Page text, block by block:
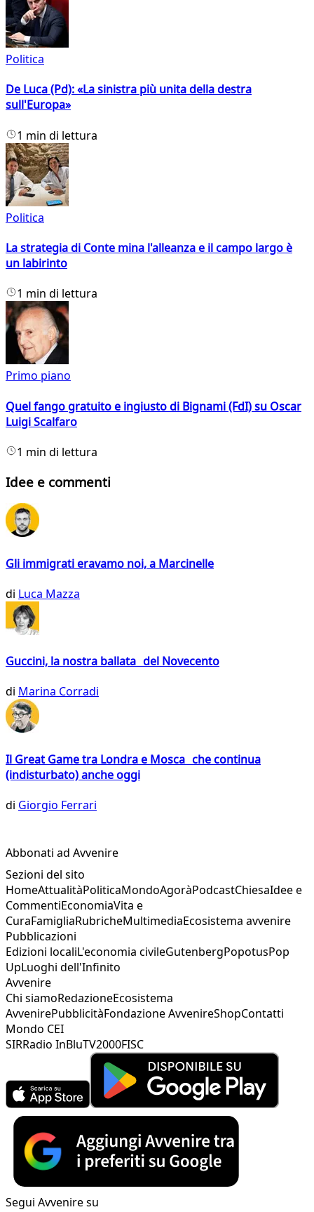
Politica
De Luca (Pd): «La sinistra più unita della destra
sull'Europa»
1 min di lettura
Politica
La strategia di Conte mina l'alleanza e il campo largo è
un labirinto
1 min di lettura
Primo piano
Quel fango gratuito e ingiusto di Bignami (FdI) su Oscar
Luigi Scalfaro
1 min di lettura
Idee e commenti
Gli immigrati eravamo noi, a Marcinelle
di Luca Mazza
Guccini, la nostra ballata del Novecento
di Marina Corradi
Il Great Game tra Londra e Mosca che continua
(indisturbato) anche oggi
di Giorgio Ferrari
Abbonati ad Avvenire
Sezioni del sito
HomeAttualitàPoliticaMondoAgoràPodcastChiesaIdee e
CommentiEconomiaVita e
CuraFamigliaRubricheMultimediaEcosistema avvenire
Pubblicazioni
Edizioni localiL'economia civileGutenbergPopotusPop
UpLuoghi dell'Infinito
Avvenire
Chi siamoRedazioneEcosistema
AvvenirePubblicitàFondazione AvvenireShopContatti
Mondo CEI
SIRRadio InBluTV2000FISC
Segui Avvenire su